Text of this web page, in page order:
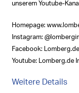
unserem Youtube-
Homepage:
Instagram:
Facebook:
Youtube: Lomberg.de
Weitere Details